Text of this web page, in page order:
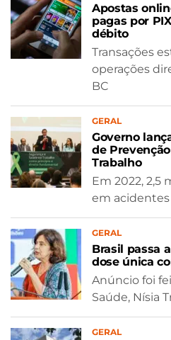
Apostas
pagas por
débito
Transações
operações
BC
GERAL
Governo
de
Trabalho
Em 2022, 2,5
em acidentes
GERAL
Brasil passa
dose única
Anúncio foi
Saúde, Nísia
GERAL